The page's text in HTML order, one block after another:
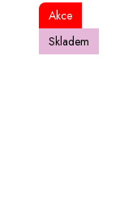
Akce
Skladem